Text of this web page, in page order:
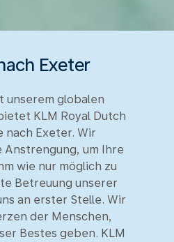
Exeter
unserem globalen
KLM Royal Dutch
nach Exeter. Wir
um Ihre
wie nur möglich zu
Betreuung unserer
an erster Stelle. Wir
der Menschen,
Bestes geben. KLM